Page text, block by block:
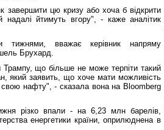
завершити цю кризу або хоча б відкрити
йтимуть вгору", - каже аналітик
тижнями, вважає керівник напряму
Брухард.
Трампу, що більше не може терпіти такий
який заявить, що хоче мати можливість
свою нафту", - сказала вона на Bloomberg
різко впали - на 6,23 млн барелів,
енергетики країни, оприлюднена в